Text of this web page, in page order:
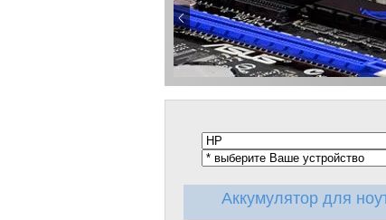
Аккумулятор для